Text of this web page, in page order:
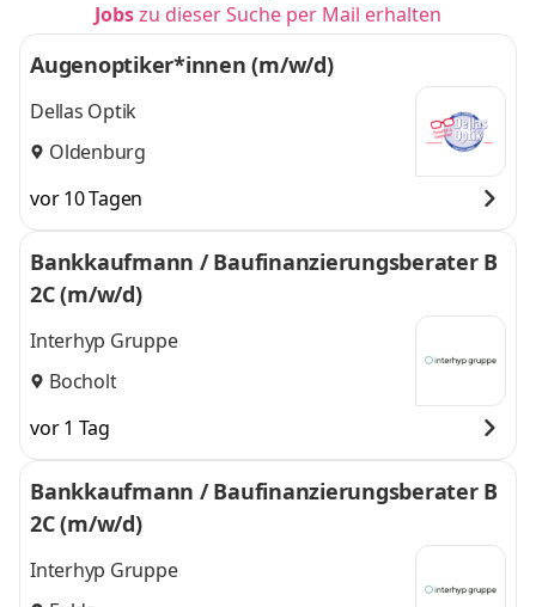
Jobszu dieser Suche per Mail erhalten
Augenoptiker*innen (m/w/d)
Dellas Optik
Oldenburg
vor 10 Tagen
Bankkaufmann / Baufinanzierungsberater B
2C (m/w/d)
Interhyp Gruppe
Bocholt
vor 1 Tag
Bankkaufmann / Baufinanzierungsberater B
2C (m/w/d)
Interhyp Gruppe